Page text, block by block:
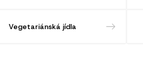
Vegetariánská jídla